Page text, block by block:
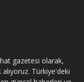
gazetesi olarak,
Türkiye'deki